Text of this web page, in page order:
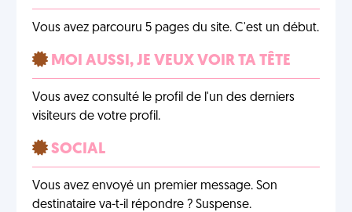
Vous avez parcouru 5 pages du site. C'est un début.
MOI AUSSI, JE VEUX VOIR TA TÊTE
Vous avez consulté le profil de l'un des derniers
visiteurs de votre profil.
SOCIAL
Vous avez envoyé un premier message. Son
destinataire va-t-il répondre ? Suspense.